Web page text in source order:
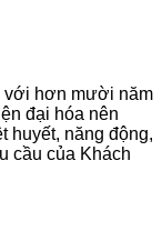
với hơn mười năm
đại hóa nên
huyết, năng động,
cầu của Khách